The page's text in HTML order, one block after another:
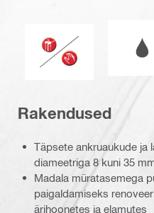
Töörežiim
Rakendused
Täpsete ankruaukude ja
diameetriga 8 kuni 35
Madala müratasemega
paigaldamiseks
ärihoonetes ja elamutes